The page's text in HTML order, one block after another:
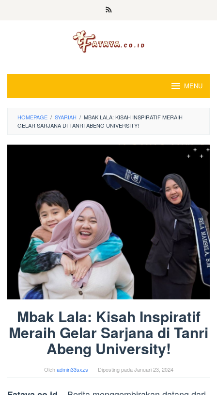
MENU
HOMEPAGE / SYARIAH / MBAK LALA: KISAH INSPIRATIF MERAIH
GELAR SARJANA DI TANRI ABENG UNIVERSITY!
Mbak Lala: Kisah Inspiratif
Meraih Gelar Sarjana di Tanri
Abeng University!
Olehadmin33sxzs Diposting pada Januari 23, 2024